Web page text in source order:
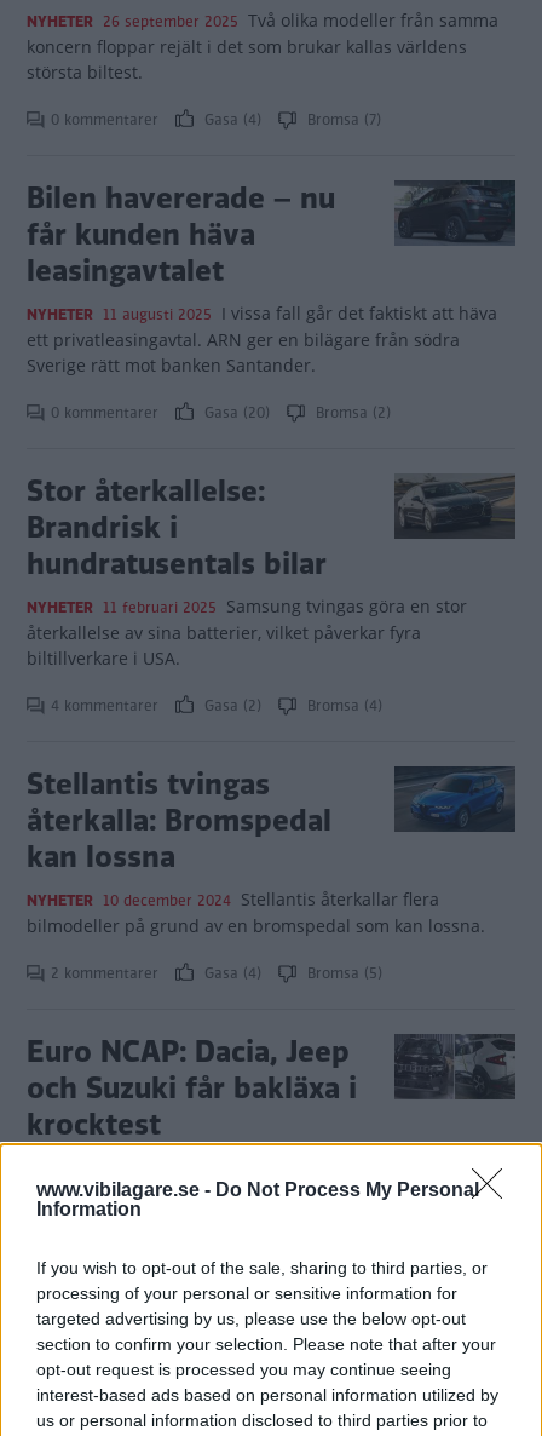
www.vibilagare.se - Do Not Process My Personal
Information
If you wish to opt-out of the sale, sharing to third parties, or
processing of your personal or sensitive information for
targeted advertising by us, please use the below opt-out
section to confirm your selection. Please note that after your
opt-out request is processed you may continue seeing
interest-based ads based on personal information utilized by
us or personal information disclosed to third parties prior to
NYHETER 26 september 2025 Två olika modeller från samma
koncern floppar rejält i det som brukar kallas världens
största biltest.
0 kommentarer Gasa (4) Bromsa (7)
Bilen havererade – nu
får kunden häva
leasingavtalet
NYHETER 11 augusti 2025 I vissa fall går det faktiskt att häva
ett privatleasingavtal. ARN ger en bilägare från södra
Sverige rätt mot banken Santander.
0 kommentarer Gasa (20) Bromsa (2)
Stor återkallelse:
Brandrisk i
hundratusentals bilar
NYHETER 11 februari 2025 Samsung tvingas göra en stor
återkallelse av sina batterier, vilket påverkar fyra
biltillverkare i USA.
4 kommentarer Gasa (2) Bromsa (4)
Stellantis tvingas
återkalla: Bromspedal
kan lossna
NYHETER 10 december 2024 Stellantis återkallar flera
bilmodeller på grund av en bromspedal som kan lossna.
2 kommentarer Gasa (4) Bromsa (5)
Euro NCAP: Dacia, Jeep
och Suzuki får bakläxa i
krocktest
toppbetyg i krocktest av Euro NCAP. Men två märken får
bakläxa med ”mediokra” betyg.
12 kommentarer Gasa (3) Bromsa (1)
Jimmys bil har stått tio
månader på verkstad
REPORTAGE 13 augusti 2024 En viltolycka gjorde Jeepen